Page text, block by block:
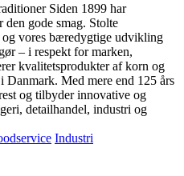
Siden 1899 har
gode smag. Stolte
vores bæredygtige udvikling
– i respekt for marken,
kvalitetsprodukter af korn og
Med mere end 125 års
og tilbyder innovative og
detailhandel, industri og
Industri